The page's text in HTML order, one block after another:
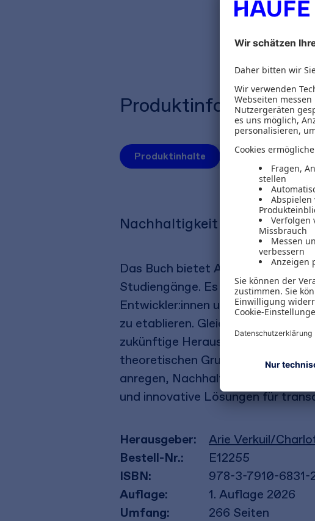
Produktinformationen
Produktinhalte Herausgeber
Nachhaltigkeit in
Das Buch bietet Anregungen zur
Studiengänge. Es richtet sich an
Entwickler:innen und zielt darauf
zu etablieren. Gleichzeitig liefert
zukünftige Herausforderungen in
theoretischen Grundlagen,
anregen, Nachhaltigkeit als
und innovative Lösungen für
Herausgeber:
Arie Verkuil/
Bestell-Nr.:
E12255
ISBN:
978-3-7910-6831-
Auflage:
1. Auflage 2026
Umfang:
266 Seiten